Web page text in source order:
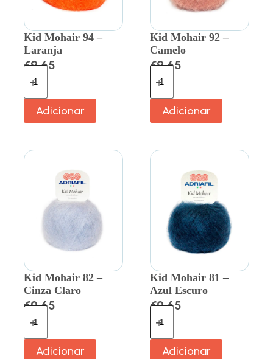
Kid Mohair 94 –
Laranja
€9.65
Adicionar
Kid Mohair 92 –
Camelo
€9.65
Adicionar
Kid Mohair 82 –
Cinza Claro
€9.65
Adicionar
Kid Mohair 81 –
Azul Escuro
€9.65
Adicionar